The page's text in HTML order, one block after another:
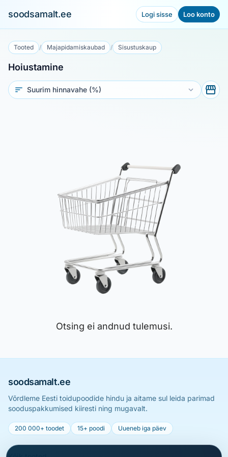
soodsamalt.ee Logi sisse Loo konto
Tooted / Majapidamiskaubad / Sisustuskaup
Hoiustamine
Sorteeri
Otsing ei andnud tulemusi.
soodsamalt.ee
Võrdleme Eesti toidupoodide hindu ja aitame sul leida parimad
sooduspakkumised kiiresti ning mugavalt.
200 000+ toodet 15+ poodi Uueneb iga päev